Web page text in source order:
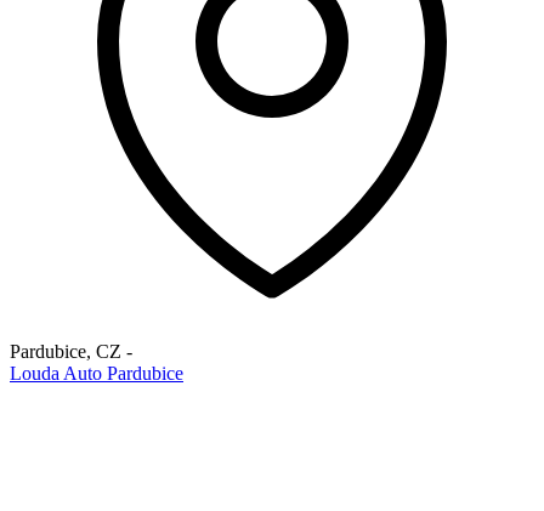
Pardubice, CZ -
Louda Auto Pardubice